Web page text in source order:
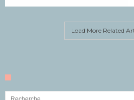
Load More Related
Rechercher :